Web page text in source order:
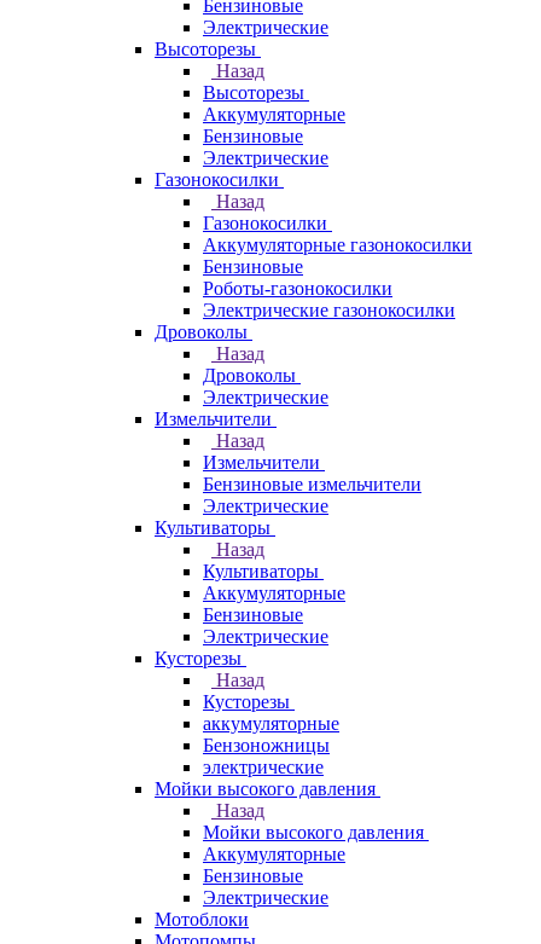
Бензиновые
Электрические
Высоторезы
Назад
Высоторезы
Аккумуляторные
Бензиновые
Электрические
Газонокосилки
Назад
Газонокосилки
Аккумуляторные газонокосилки
Бензиновые
Роботы-газонокосилки
Электрические газонокосилки
Дровоколы
Назад
Дровоколы
Электрические
Измельчители
Назад
Измельчители
Бензиновые измельчители
Электрические
Культиваторы
Назад
Культиваторы
Аккумуляторные
Бензиновые
Электрические
Кусторезы
Назад
Кусторезы
аккумуляторные
Бензоножницы
электрические
Мойки высокого давления
Назад
Мойки высокого давления
Аккумуляторные
Бензиновые
Электрические
Мотоблоки